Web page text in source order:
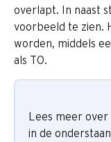
overlapt. In naast
voorbeeld te zien.
worden, middels
als TO.
Lees meer over
in de